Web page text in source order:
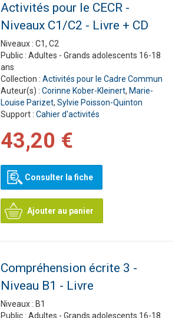
Activités pour le CECR -
Niveaux C1/C2 - Livre + CD
Niveaux : C1, C2
Public : Adultes - Grands adolescents 16-18
ans
Collection : Activités pour le Cadre Commun
Auteur(s) : Corinne Kober-Kleinert, Marie-
Louise Parizet, Sylvie Poisson-Quinton
Support : Cahier d'activités
43,20 €
Consulter la fiche
Ajouter au panier
Compréhension écrite 3 -
Niveau B1 - Livre
Niveaux : B1
Public : Adultes - Grands adolescents 16-18